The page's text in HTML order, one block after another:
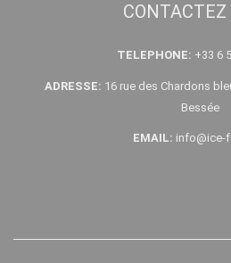
CONTACTEZ
TELEPHONE: +33 6
ADRESSE: 16 rue des Chardons
Bessée
EMAIL: info@ice-